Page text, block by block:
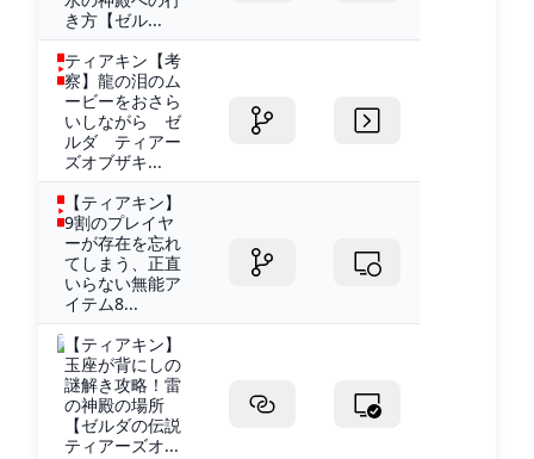
き方【ゼル...
ティアキン【考
察】龍の泪のム
ービーをおさら
いしながら ゼ
ルダ ティアー
ズオブザキ...
【ティアキン】
9割のプレイヤ
ーが存在を忘れ
てしまう、正直
いらない無能ア
イテム8...
【ティアキン】
玉座が背にしの
謎解き攻略！雷
の神殿の場所
【ゼルダの伝説
ティアーズオ...